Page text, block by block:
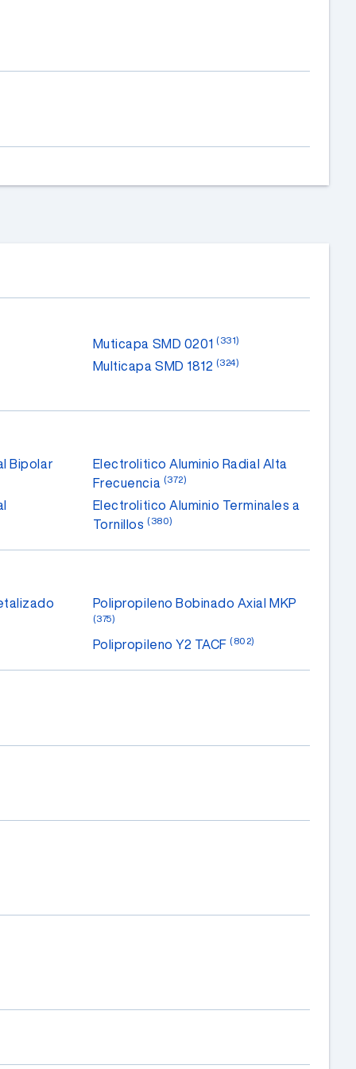
Muticapa SMD 0201 (331)
Multicapa SMD 1812 (324)
Bipolar
Electrolitico Aluminio Radial Alta
Frecuencia (372)
Electrolitico Aluminio Terminales a
Tornillos (380)
Polipropileno Bobinado Axial MKP
(375)
Polipropileno Y2 TACF (802)